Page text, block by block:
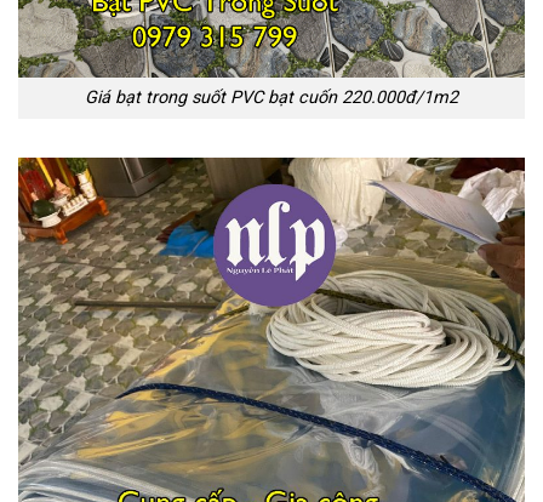
Giá bạt trong suốt PVC bạt cuốn 220.000đ/1m2